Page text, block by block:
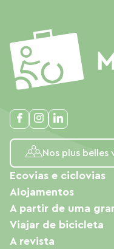
Nos plus belles
Ecovias e ciclovias
Alojamentos
A partir de uma
Viajar de bicicleta
A revista